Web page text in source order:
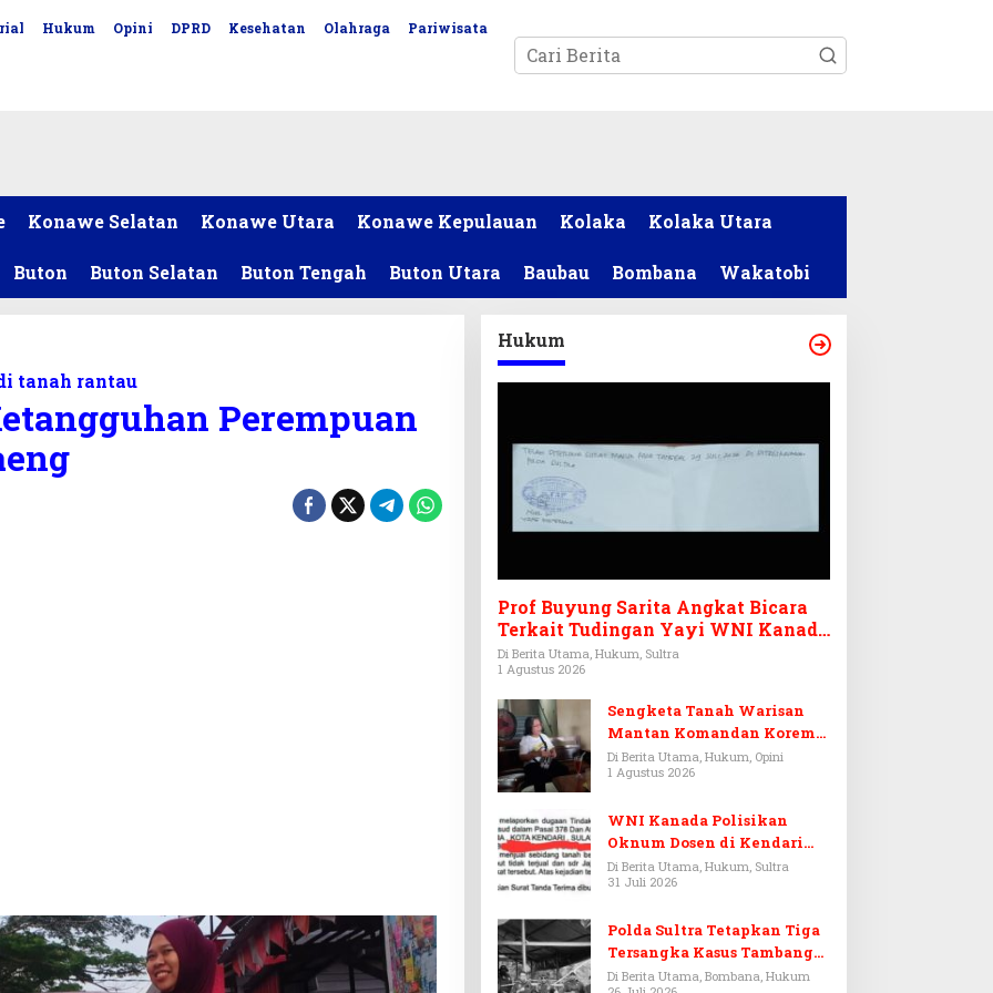
Hukum Opini DPRD Kesehatan Olahraga Pariwisata
Konawe Selatan Konawe Utara Konawe Kepulauan Kolaka Kolaka Utara
Buton Buton Selatan Buton Tengah Buton Utara Baubau Bombana Wakatobi
tanah rantau
Perempuan
Hukum
Prof Buyung Sarita Angkat Bicara
Terkait Tudingan Yayi WNI Kanada
Ditagih Utang Rp3,6 Miliar
Di Berita Utama, Hukum, Sultra
1 Agustus 2026
Sengketa Tanah Warisan
Mantan Komandan Korem
143/HO, Ketika Warisan
Menjadi Arena Pemerasan
Di Berita Utama, Hukum, Opini
1 Agustus 2026
WNI Kanada Polisikan
Oknum Dosen di Kendari
Terkait Aset Puluhan Miliar
Di Berita Utama, Hukum, Sultra
31 Juli 2026
Polda Sultra Tetapkan Tiga
Tersangka Kasus Tambang
Emas Ilegal di Bombana
Di Berita Utama, Bombana, Hukum